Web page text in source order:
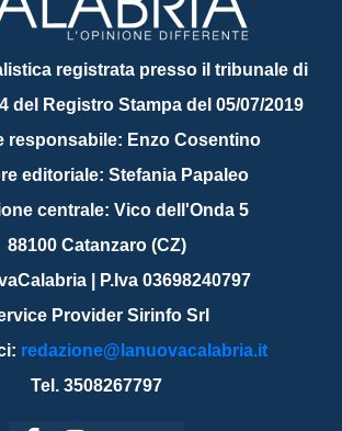
registrata presso il tribunale di
del Registro Stampa del 05/07/2019
responsabile: Enzo Cosentino
editoriale: Stefania Papaleo
centrale: Vico dell'Onda 5
88100 Catanzaro (CZ)
| P.Iva 03698240797
Provider Sirinfo Srl
redazione@lanuovacalabria.it
Tel. 3508267797